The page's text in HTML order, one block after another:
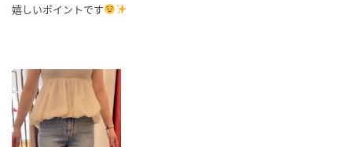
嬉しいポイントです